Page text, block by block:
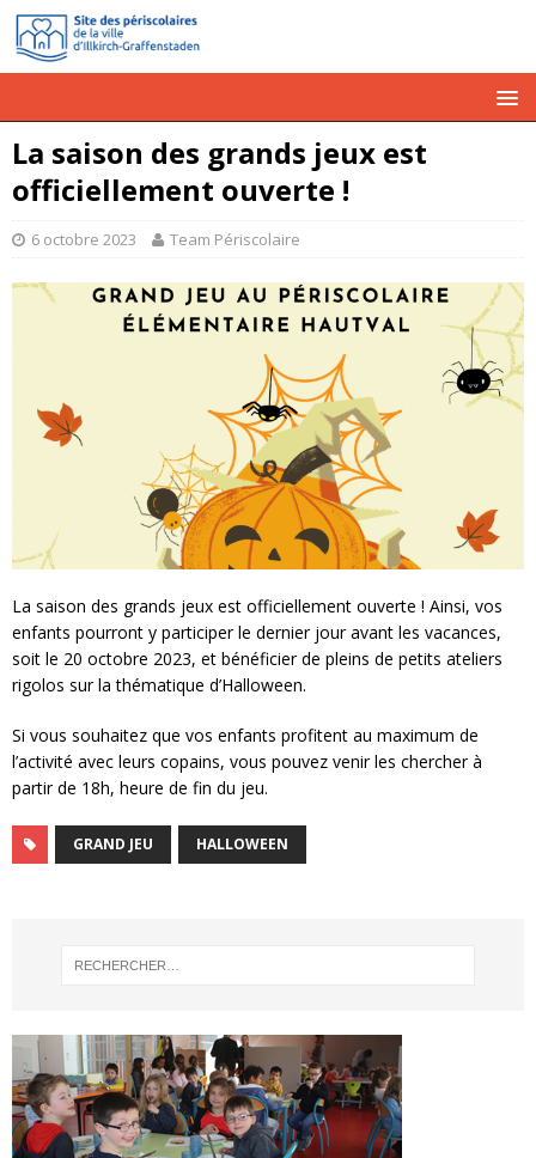
La saison des grands jeux est
officiellement ouverte !
6 octobre 2023 Team Périscolaire
La saison des grands jeux est officiellement ouverte ! Ainsi, vos
enfants pourront y participer le dernier jour avant les vacances,
soit le 20 octobre 2023, et bénéficier de pleins de petits ateliers
rigolos sur la thématique d’Halloween.
Si vous souhaitez que vos enfants profitent au maximum de
l’activité avec leurs copains, vous pouvez venir les chercher à
partir de 18h, heure de fin du jeu.
GRAND JEU HALLOWEEN